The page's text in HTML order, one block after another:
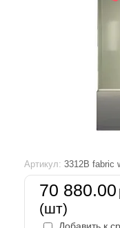
Артикул: 3312B fabric
70 880.00
(шт)